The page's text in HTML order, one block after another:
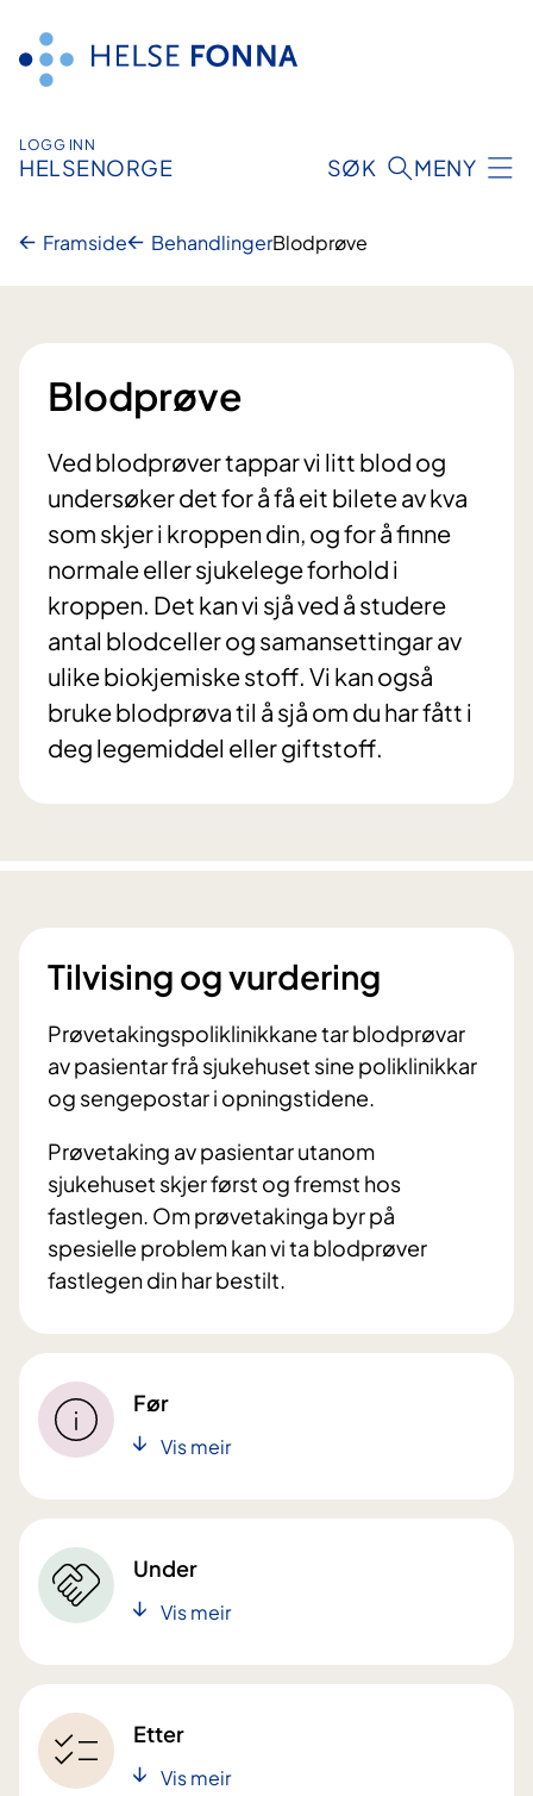
innhald
LOGG INN
HELSENORGE SØK MENY
Framside BehandlingerBlodprøve
Blodprøve
Ved blodprøver tappar vi litt blod og
undersøker det for å få eit bilete av kva
som skjer i kroppen din, og for å finne
normale eller sjukelege forhold i
kroppen. Det kan vi sjå ved å studere
antal blodceller og samansettingar av
ulike biokjemiske stoff. Vi kan også
bruke blodprøva til å sjå om du har fått i
deg legemiddel eller giftstoff.
Tilvising og vurdering
Prøvetakingspoliklinikkane tar blodprøvar
av pasientar frå sjukehuset sine poliklinikkar
og sengepostar i opningstidene.
Prøvetaking av pasientar utanom
sjukehuset skjer først og fremst hos
fastlegen. Om prøvetakinga byr på
spesielle problem kan vi ta blodprøver
fastlegen din har bestilt.
Før
Vis meir
Under
Vis meir
Etter
Vis meir